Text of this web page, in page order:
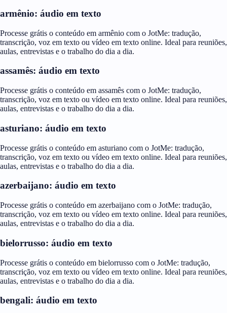
armênio: áudio em texto
Processe grátis o conteúdo em armênio com o JotMe: tradução,
transcrição, voz em texto ou vídeo em texto online. Ideal para reuniões,
aulas, entrevistas e o trabalho do dia a dia.
assamês: áudio em texto
Processe grátis o conteúdo em assamês com o JotMe: tradução,
transcrição, voz em texto ou vídeo em texto online. Ideal para reuniões,
aulas, entrevistas e o trabalho do dia a dia.
asturiano: áudio em texto
Processe grátis o conteúdo em asturiano com o JotMe: tradução,
transcrição, voz em texto ou vídeo em texto online. Ideal para reuniões,
aulas, entrevistas e o trabalho do dia a dia.
azerbaijano: áudio em texto
Processe grátis o conteúdo em azerbaijano com o JotMe: tradução,
transcrição, voz em texto ou vídeo em texto online. Ideal para reuniões,
aulas, entrevistas e o trabalho do dia a dia.
bielorrusso: áudio em texto
Processe grátis o conteúdo em bielorrusso com o JotMe: tradução,
transcrição, voz em texto ou vídeo em texto online. Ideal para reuniões,
aulas, entrevistas e o trabalho do dia a dia.
bengali: áudio em texto